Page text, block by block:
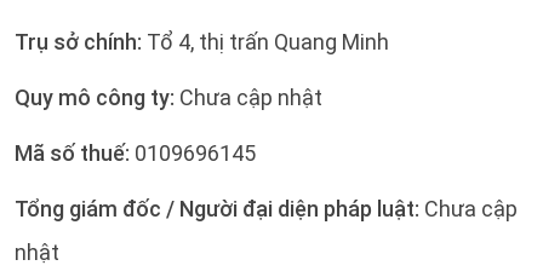
Trụ sở chính: Tổ 4, thị trấn Quang Minh
Quy mô công ty: Chưa cập nhật
Mã số thuế: 0109696145
Tổng giám đốc / Người đại diện pháp luật: Chưa cập
nhật